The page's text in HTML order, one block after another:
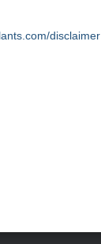
disclaimer